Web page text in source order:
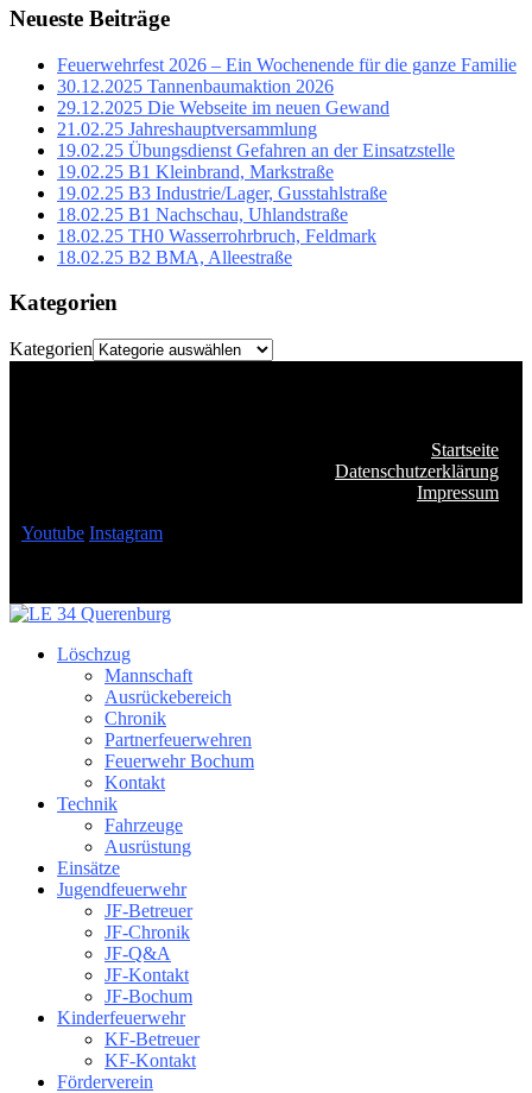
Neueste Beiträge
Feuerwehrfest 2026 – Ein Wochenende für die ganze Familie
30.12.2025 Tannenbaumaktion 2026
29.12.2025 Die Webseite im neuen Gewand
21.02.25 Jahreshauptversammlung
19.02.25 Übungsdienst Gefahren an der Einsatzstelle
19.02.25 B1 Kleinbrand, Markstraße
19.02.25 B3 Industrie/Lager, Gusstahlstraße
18.02.25 B1 Nachschau, Uhlandstraße
18.02.25 TH0 Wasserrohrbruch, Feldmark
18.02.25 B2 BMA, Alleestraße
Kategorien
Kategorien
Startseite
Datenschutzerklärung
Impressum
Youtube Instagram
Löschzug
Mannschaft
Ausrückebereich
Chronik
Partnerfeuerwehren
Feuerwehr Bochum
Kontakt
Technik
Fahrzeuge
Ausrüstung
Einsätze
Jugendfeuerwehr
JF-Betreuer
JF-Chronik
JF-Q&A
JF-Kontakt
JF-Bochum
Kinderfeuerwehr
KF-Betreuer
KF-Kontakt
Förderverein